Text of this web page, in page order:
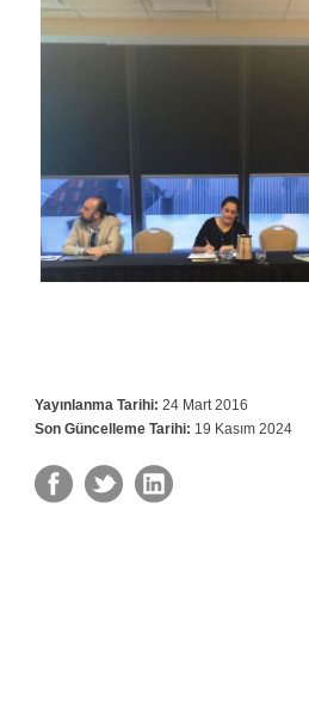
Yayınlanma Tarihi: 24 Mart 2016
Son Güncelleme Tarihi: 19 Kasım 2024